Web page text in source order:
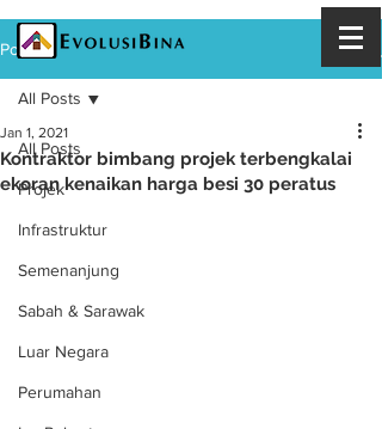
Post
All Posts
Projek
Infrastruktur
Semenanjung
Sabah & Sarawak
Luar Negara
Perumahan
All Posts
Kontraktor bimbang projek terbengkalai
ekoran kenaikan harga besi 30 peratus
Jan 1, 2021